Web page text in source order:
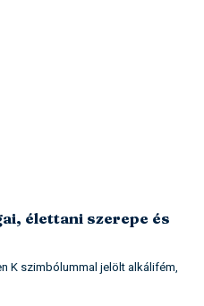
élettani szerepe és
K szimbólummal jelölt alkálifém,